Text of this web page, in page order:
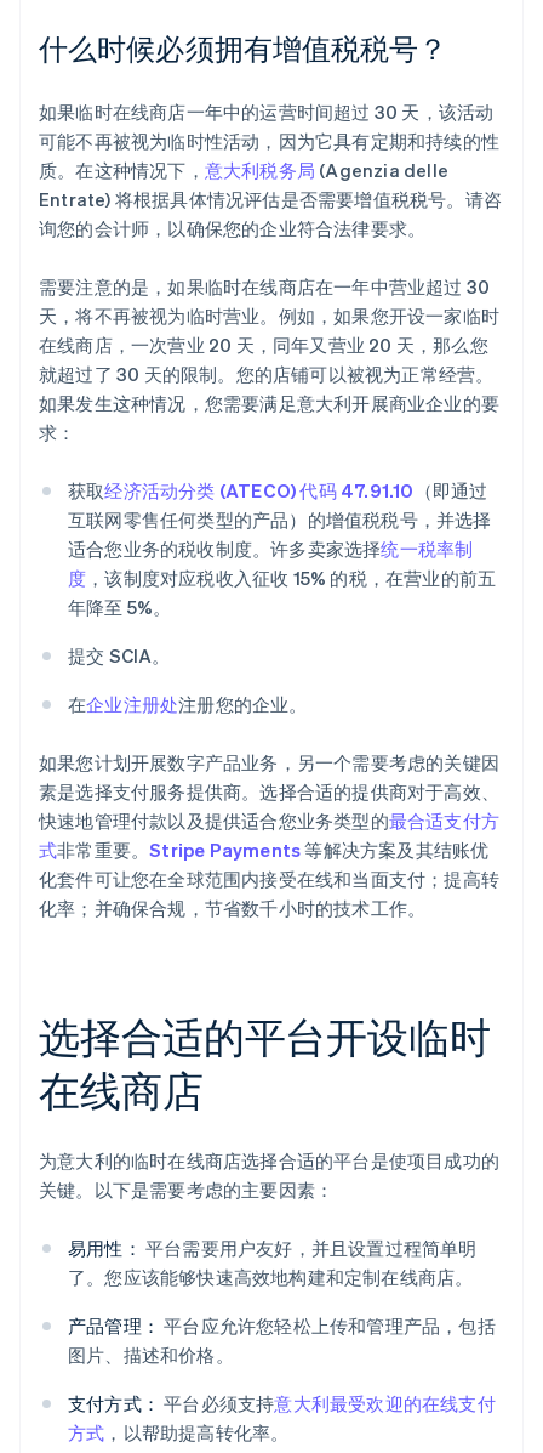
什么时候必须拥有增值税税号？
如果临时在线商店一年中的运营时间超过 30 天，该活动
可能不再被视为临时性活动，因为它具有定期和持续的性
质。在这种情况下， 意大利税务局 (Agenzia delle
Entrate) 将根据具体情况评估是否需要增值税税号。请咨
询您的会计师，以确保您的企业符合法律要求。
需要注意的是，如果临时在线商店在一年中营业超过 30
天，将不再被视为临时营业。例如，如果您开设一家临时
在线商店，一次营业 20 天，同年又营业 20 天，那么您
就超过了 30 天的限制。您的店铺可以被视为正常经营。
如果发生这种情况，您需要满足意大利开展商业企业的要
求：
获取经济活动分类 (ATECO) 代码 47.91.10 （即通过
互联网零售任何类型的产品）的增值税税号，并选择
适合您业务的税收制度。许多卖家选择统一税率制
度 ，该制度对应税收入征收 15% 的税，在营业的前五
年降至 5%。
提交 SCIA。
在企业注册处注册您的企业。
如果您计划开展数字产品业务，另一个需要考虑的关键因
素是选择支付服务提供商。选择合适的提供商对于高效、
快速地管理付款以及提供适合您业务类型的最合适支付方
式非常重要。Stripe Payments等解决方案及其结账优
化套件可让您在全球范围内接受在线和当面支付；提高转
化率；并确保合规，节省数千小时的技术工作。
选择合适的平台开设临时
在线商店
为意大利的临时在线商店选择合适的平台是使项目成功的
关键。以下是需要考虑的主要因素：
易用性： 平台需要用户友好，并且设置过程简单明
了。您应该能够快速高效地构建和定制在线商店。
产品管理： 平台应允许您轻松上传和管理产品，包括
图片、描述和价格。
支付方式： 平台必须支持意大利最受欢迎的在线支付
方式 ，以帮助提高转化率。